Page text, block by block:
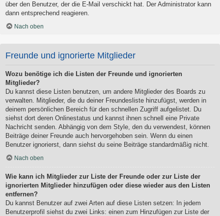
über den Benutzer, der die E-Mail verschickt hat. Der Administrator kann
dann entsprechend reagieren.
Nach oben
Freunde und ignorierte Mitglieder
Wozu benötige ich die Listen der Freunde und ignorierten
Mitglieder?
Du kannst diese Listen benutzen, um andere Mitglieder des Boards zu
verwalten. Mitglieder, die du deiner Freundesliste hinzufügst, werden in
deinem persönlichen Bereich für den schnellen Zugriff aufgelistet. Du
siehst dort deren Onlinestatus und kannst ihnen schnell eine Private
Nachricht senden. Abhängig von dem Style, den du verwendest, können
Beiträge deiner Freunde auch hervorgehoben sein. Wenn du einen
Benutzer ignorierst, dann siehst du seine Beiträge standardmäßig nicht.
Nach oben
Wie kann ich Mitglieder zur Liste der Freunde oder zur Liste der
ignorierten Mitglieder hinzufügen oder diese wieder aus den Listen
entfernen?
Du kannst Benutzer auf zwei Arten auf diese Listen setzen: In jedem
Benutzerprofil siehst du zwei Links: einen zum Hinzufügen zur Liste der